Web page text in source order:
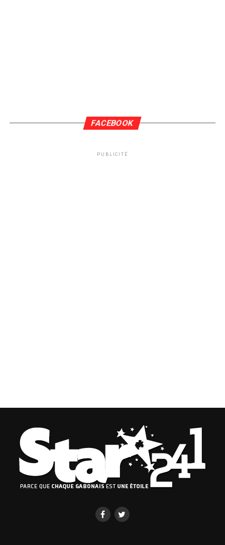
FACEBOOK
PUBLICITÉ